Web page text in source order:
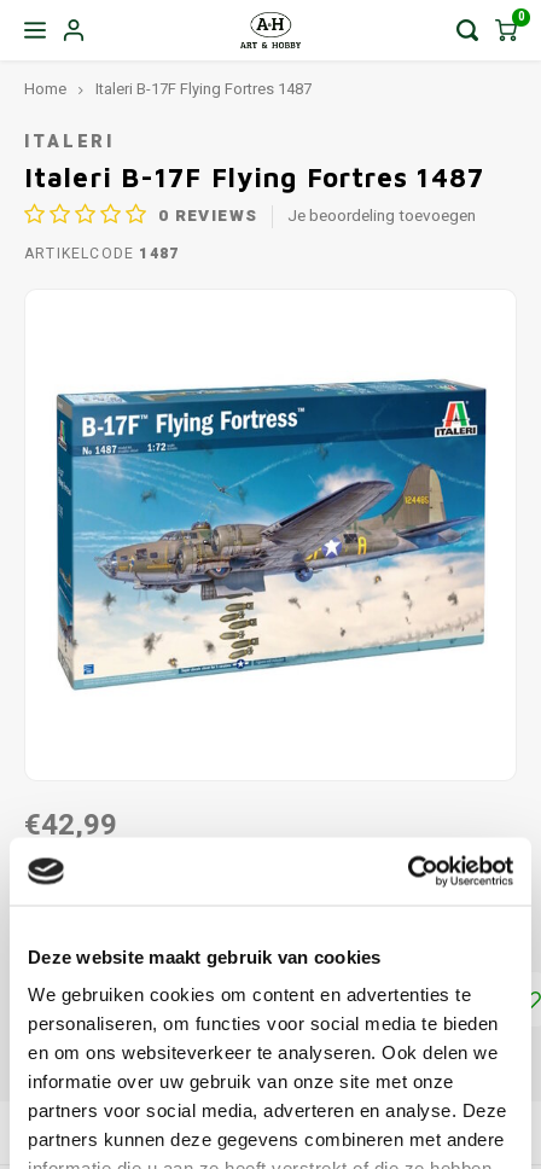
Deze website maakt gebruik van cookies
We gebruiken cookies om content en advertenties te
personaliseren, om functies voor social media te bieden
en om ons websiteverkeer te analyseren. Ook delen we
informatie over uw gebruik van onze site met onze
partners voor social media, adverteren en analyse. Deze
partners kunnen deze gegevens combineren met andere
0
Home Italeri B-17F Flying Fortres 1487
ITALERI
Italeri B-17F Flying Fortres 1487
0 REVIEWS Je beoordeling toevoegen
ARTIKELCODE 1487
€42,99
DIRECT LEVERBAAR
Toevoegen aan winkelwagen
DELEN:
Productomschrijving